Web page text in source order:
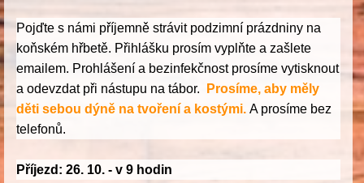
Pojďte s námi příjemně strávit podzimní prázdniny na
koňském hřbetě. Přihlášku prosím vyplňte a zašlete
emailem. Prohlášení a bezinfekčnost prosíme vytisknout
a odevzdat při nástupu na tábor.
Prosíme, aby měly
děti sebou dýně na tvoření a kostými. A prosíme bez
telefonů.
Příjezd: 26. 10. - v 9 hodin